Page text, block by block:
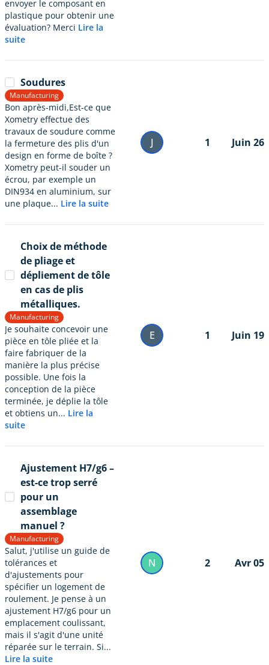
envoyer le composant en
plastique pour obtenir une
évaluation? Merci Lire la
suite
Soudures
Manufacturing
Bon après-midi,Est-ce que
Xometry effectue des
travaux de soudure comme
la fermeture des plis d'un
design en forme de boîte ?
Xometry peut-il souder un
écrou, par exemple un
DIN934 en aluminium, sur
une plaque... Lire la suite
J 1 Juin 26
Choix de méthode
de pliage et
dépliement de tôle
en cas de plis
métalliques.
Manufacturing
Je souhaite concevoir une
pièce en tôle pliée et la
faire fabriquer de la
manière la plus précise
possible. Une fois la
conception de la pièce
terminée, je déplie la tôle
et obtiens un... Lire la
suite
E 1 Juin 19
Ajustement H7/g6 –
est-ce trop serré
pour un
assemblage
manuel ?
Manufacturing
Salut, j'utilise un guide de
tolérances et
d'ajustements pour
spécifier un logement de
roulement. Je pense à un
ajustement H7/g6 pour un
emplacement coulissant,
mais il s'agit d'une unité
réparée sur le terrain. Si...
Lire la suite
N 2 Avr 05